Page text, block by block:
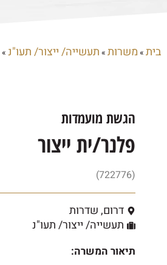
בית»משרות»תעשייה/ ייצור/ תעו"נ»
הגשת מועמדות
פלנר/ית ייצור
(722776)
דרום,שדרות
תעשייה/ ייצור/ תעו"נ
תיאור המשרה: